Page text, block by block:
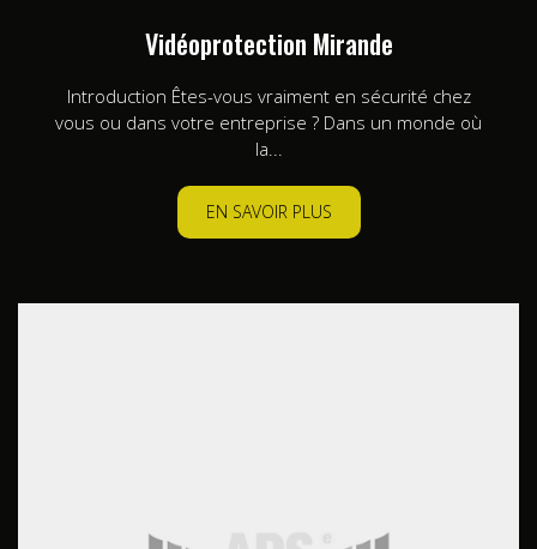
Vidéoprotection Mirande
Introduction Êtes-vous vraiment en sécurité chez
vous ou dans votre entreprise ? Dans un monde où
la...
EN SAVOIR PLUS